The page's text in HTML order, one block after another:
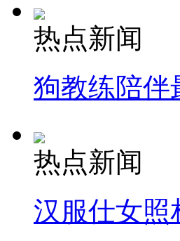
热点新闻
狗教练陪伴
热点新闻
汉服仕女照